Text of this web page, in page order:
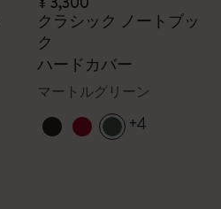
クラシック ノートブッ
ク
ハードカバー
マートルグリーン
+4